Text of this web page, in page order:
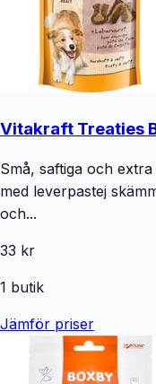
Vitakraft Treaties
Små, saftiga och
med leverpastej
och...
33 kr
1 butik
Jämför priser